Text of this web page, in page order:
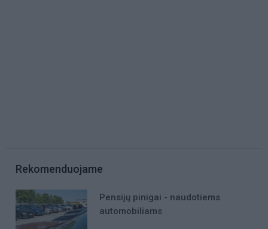
Rekomenduojame
Pensijų pinigai - naudotiems
automobiliams